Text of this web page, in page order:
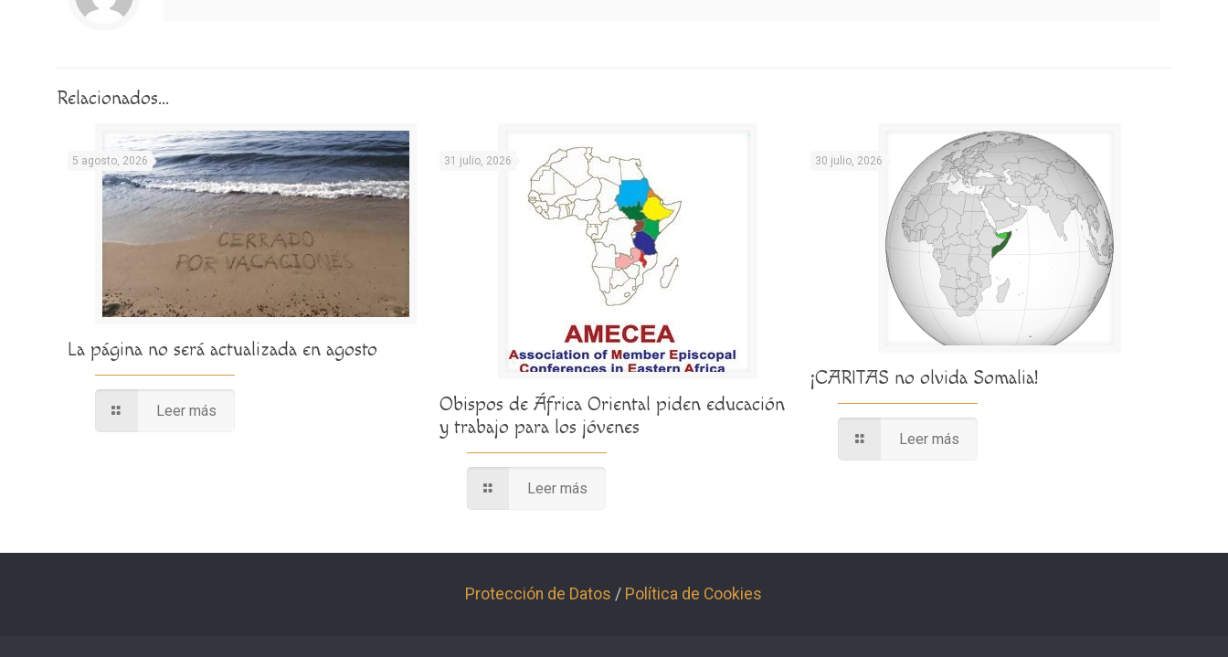
Relacionados...
5 agosto, 2026
La página no será actualizada en agosto
Leer más
31 julio, 2026
Obispos de África Oriental piden educación
y trabajo para los jóvenes
Leer más
30 julio, 2026
¡CARITAS no olvida Somalia!
Leer más
Protección de Datos / Política de Cookies